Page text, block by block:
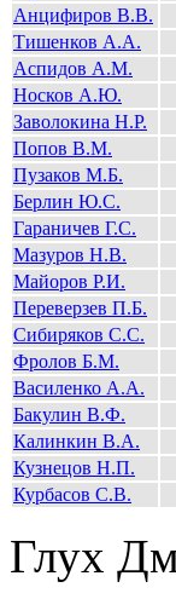
Анцифиров В.В.
Тишенков А.А.
Аспидов А.М.
Носков А.Ю.
Заволокина Н.Р.
Попов В.М.
Пузаков М.Б.
Берлин Ю.С.
Гараничев Г.С.
Мазуров Н.В.
Майоров Р.И.
Переверзев П.Б.
Сибиряков С.С.
Фролов Б.М.
Василенко А.А.
Бакулин В.Ф.
Калинкин В.А.
Кузнецов Н.П.
Курбасов С.В.
Глух